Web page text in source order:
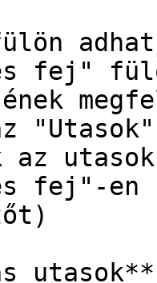
fej"
fej"-
utasok**